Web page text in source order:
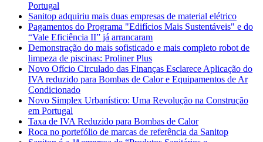
Portugal
Sanitop adquiriu mais duas empresas de material elétrico
Pagamentos do Programa "Edifícios Mais Sustentáveis" e do
“Vale Eficiência II” já arrancaram
Demonstração do mais sofisticado e mais completo robot de
limpeza de piscinas: Proliner Plus
Novo Ofício Circulado das Finanças Esclarece Aplicação do
IVA reduzido para Bombas de Calor e Equipamentos de Ar
Condicionado
Novo Simplex Urbanístico: Uma Revolução na Construção
em Portugal
Taxa de IVA Reduzido para Bombas de Calor
Roca no portefólio de marcas de referência da Sanitop